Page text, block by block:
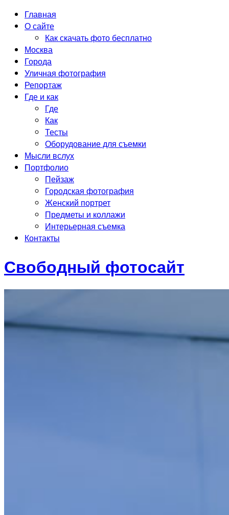
Главная
О сайте
Как скачать фото бесплатно
Москва
Города
Уличная фотография
Репортаж
Где и как
Где
Как
Тесты
Оборудование для съемки
Мысли вслух
Портфолио
Пейзаж
Городская фотография
Женский портрет
Предметы и коллажи
Интерьерная съемка
Контакты
Свободный фотосайт